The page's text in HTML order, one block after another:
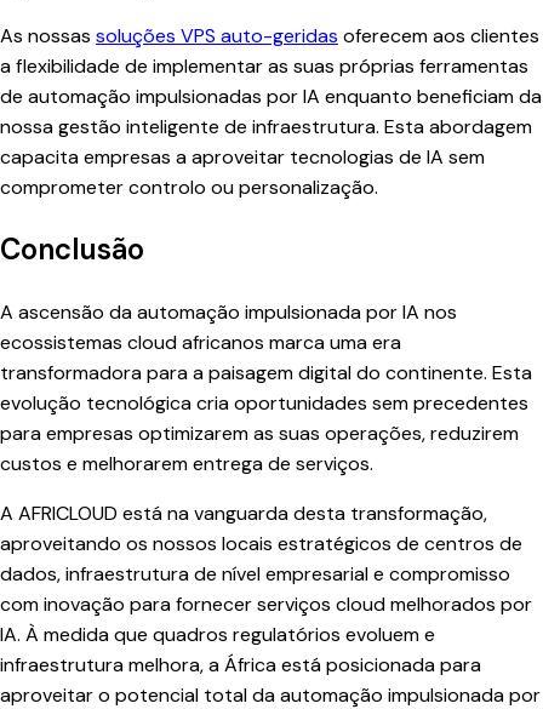
As nossas soluções VPS auto-geridas oferecem aos clientes
a flexibilidade de implementar as suas próprias ferramentas
de automação impulsionadas por IA enquanto beneficiam da
nossa gestão inteligente de infraestrutura. Esta abordagem
capacita empresas a aproveitar tecnologias de IA sem
comprometer controlo ou personalização.
Conclusão
A ascensão da automação impulsionada por IA nos
ecossistemas cloud africanos marca uma era
transformadora para a paisagem digital do continente. Esta
evolução tecnológica cria oportunidades sem precedentes
para empresas optimizarem as suas operações, reduzirem
custos e melhorarem entrega de serviços.
A AFRICLOUD está na vanguarda desta transformação,
aproveitando os nossos locais estratégicos de centros de
dados, infraestrutura de nível empresarial e compromisso
com inovação para fornecer serviços cloud melhorados por
IA. À medida que quadros regulatórios evoluem e
infraestrutura melhora, a África está posicionada para
aproveitar o potencial total da automação impulsionada por